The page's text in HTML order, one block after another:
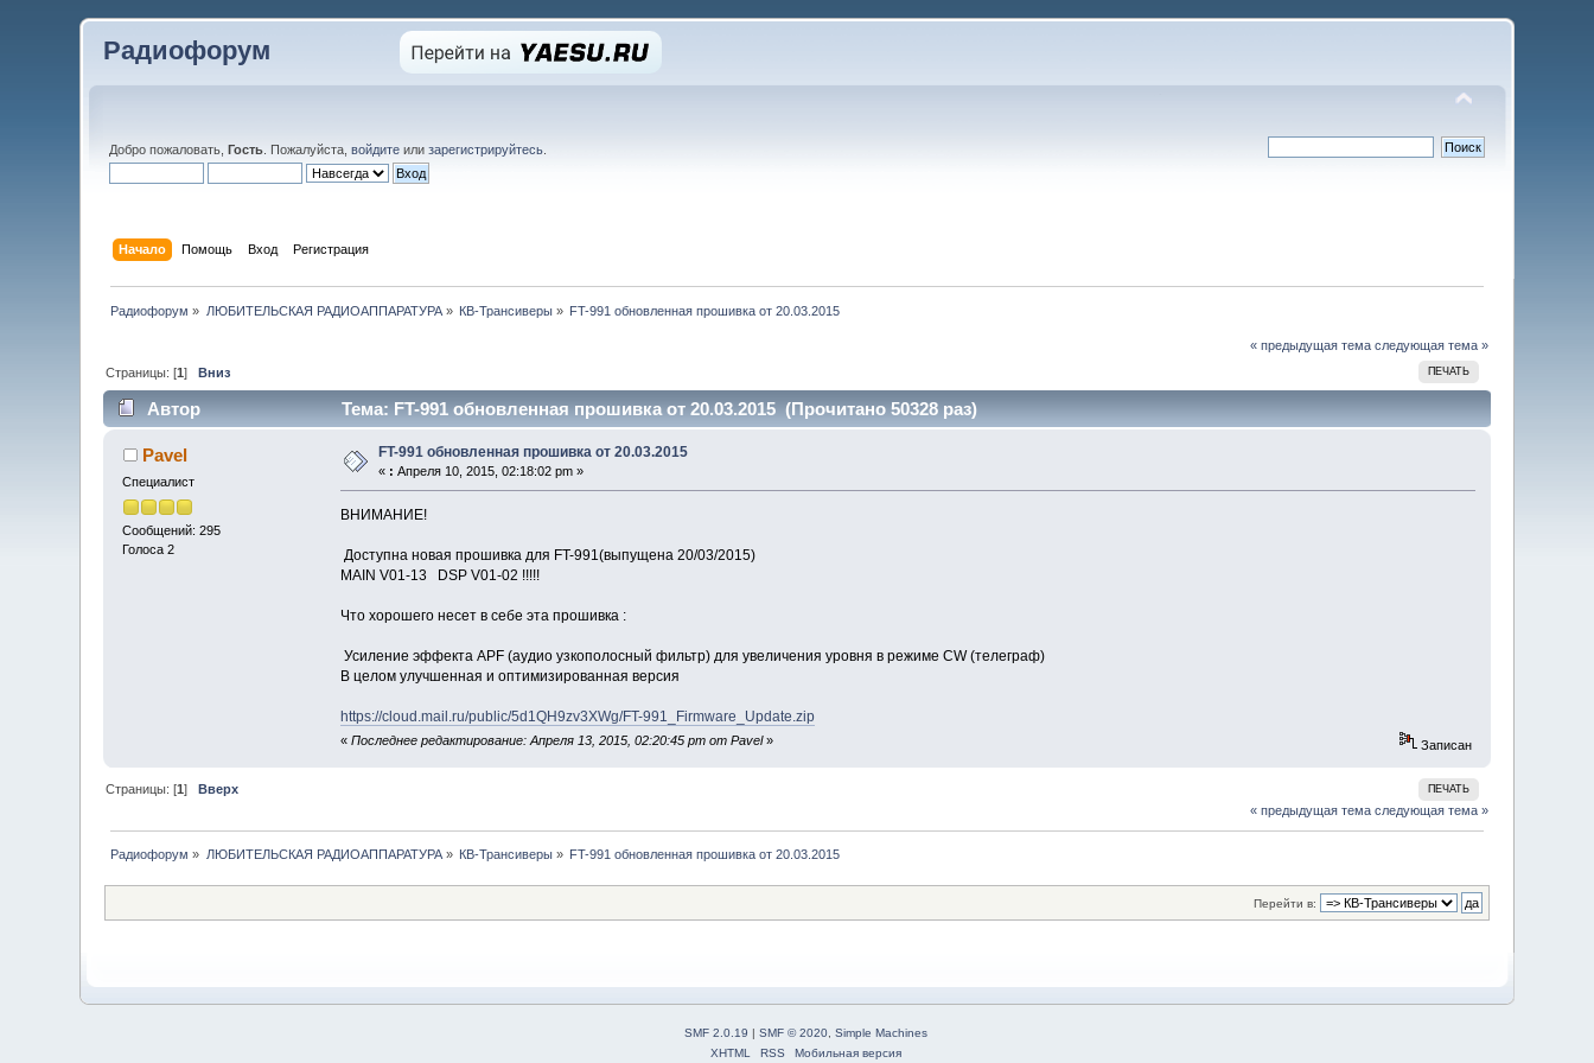
Радиофорум
Добро пожаловать,Гость . Пожалуйста,войдите илизарегистрируйтесь
Начало Помощь Вход Регистрация
Радиофорум » ЛЮБИТЕЛЬСКАЯ РАДИОАППАРАТУРА» КВ-Трансиверы » FT-991 обновленная прошивка от 20.03.2015
« предыдущая тема следующая тема »
ПЕЧАТЬ
Страницы: [1]Вниз
Автор Тема: FT-991 обновленная прошивка от 20.03.2015 (Прочитано 50328 раз)
Pavel
Специалист
Сообщений: 295
Голоса 2
FT-991 обновленная прошивка от 20.03.2015
« : Апреля 10, 2015, 02:18:02 pm »
ВНИМАНИЕ!
Доступна новая прошивка для FT-991(выпущена 20/03/2015)
MAIN V01-13 DSP V01-02 !!!!!
Что хорошего несет в себе эта прошивка :
Усиление эффекта APF (аудио узкополосный фильтр) для увеличения уровня в режиме CW (телеграф)
В целом улучшенная и оптимизированная версия
https://cloud.mail.ru/public/5d1QH9zv3XWg/FT-991_Firmware_Update.zip
« Последнее редактирование: Апреля 13, 2015, 02:20:45 pm от Pavel» Записан
ПЕЧАТЬ
Страницы: [1]
Вверх
« предыдущая тема следующая тема »
Радиофорум » ЛЮБИТЕЛЬСКАЯ РАДИОАППАРАТУРА» КВ-Трансиверы » FT-991 обновленная прошивка от 20.03.2015
Перейти в:
SMF 2.0.19 SMF © 2020, Simple Machines
XHTML
RSS Мобильная версия